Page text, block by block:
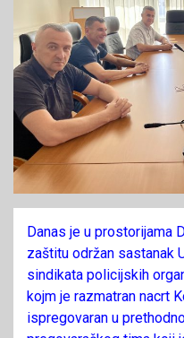
Danas je u prostorijama
zaštitu održan sastanak
sindikata policijskih
kojm je razmatran nacrt
ispregovaran u